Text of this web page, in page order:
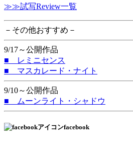
≫≫試写Review一覧
－その他おすすめ－
9/17～公開作品
■ レミニセンス
■ マスカレード・ナイト
9/10～公開作品
■ ムーンライト・シャドウ
facebook